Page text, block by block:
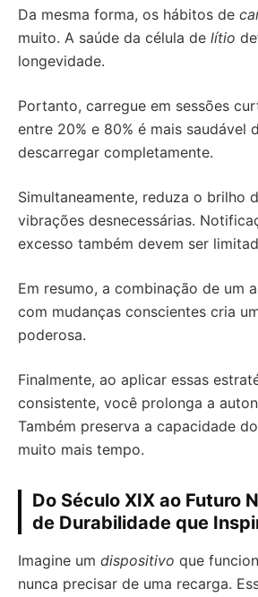
Da mesma forma, os hábitos de
muito. A saúde da célula de lítio
longevidade.
Portanto, carregue em sessões
entre 20% e 80% é mais saudável
descarregar completamente.
Simultaneamente, reduza o brilho
vibrações desnecessárias.
excesso também devem ser
Em resumo, a combinação de um
com mudanças conscientes cria
poderosa.
Finalmente, ao aplicar essas
consistente, você prolonga a
Também preserva a capacidade
muito mais tempo.
Do Século XIX ao Futuro
de Durabilidade que
Imagine um dispositivo que
nunca precisar de uma recarga.